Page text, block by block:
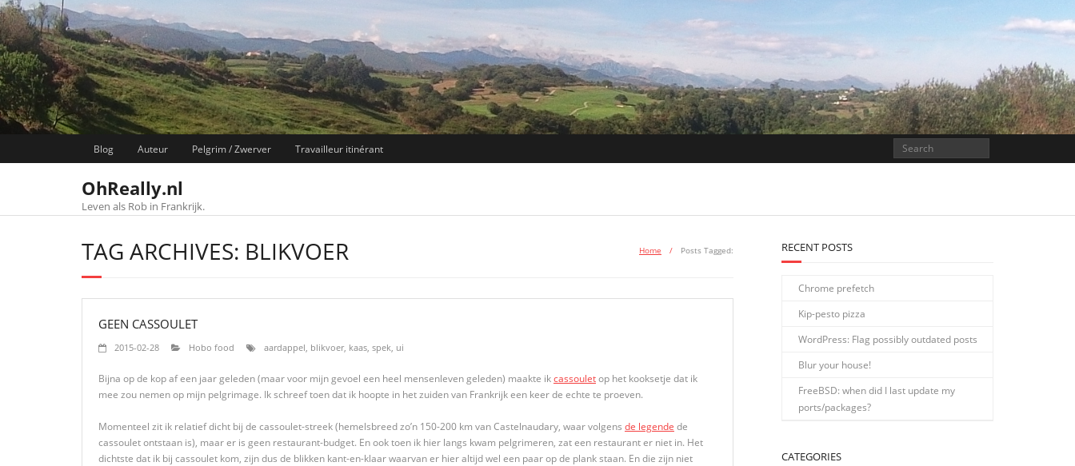
Skip
to
content
Blog Auteur Pelgrim / Zwerver Travailleur itinérant
OhReally.nl
Leven als Rob in Frankrijk.
TAG ARCHIVES: BLIKVOER Home / Posts Tagged:
GEEN CASSOULET
2015-02-28 Hobo food aardappel, blikvoer, kaas, spek, ui
Bijna op de kop af een jaar geleden (maar voor mijn gevoel een heel mensenleven geleden) maakte ikcassouletop het kooksetje dat ik
mee zou nemen op mijn pelgrimage. Ik schreef toen dat ik hoopte in het zuiden van Frankrijk een keer de echte te proeven.
Momenteel zit ik relatief dicht bij de cassoulet-streek (hemelsbreed zo’n 150-200 km van Castelnaudary, waar volgens de legende de
cassoulet ontstaan is), maar er is geen restaurant-budget. En ook toen ik hier langs kwam pelgrimeren, zat een restaurant er niet in. Het
dichtste dat ik bij cassoulet kom, zijn dus de blikken kant-en-klaar waarvan er hier altijd wel een paar op de plank staan. En die zijn niet
RECENT POSTS
Chrome prefetch
Kip-pesto pizza
WordPress: Flag possibly outdated posts
Blur your house!
FreeBSD: when did I last update my
ports/packages?
CATEGORIES